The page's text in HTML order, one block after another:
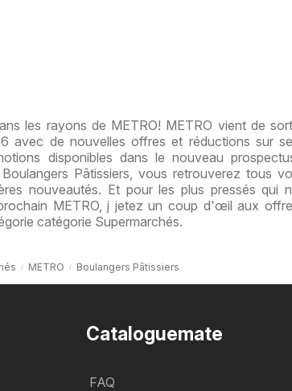
les rayons de METRO! METRO vient de
avec de nouvelles offres et réductions sur
disponibles dans le nouveau
Pâtissiers, vous retrouverez tous
nouveautés. Et pour les plus pressés qui
METRO, j jetez un coup d'œil aux
catégorie Supermarchés.
METRO Boulangers Pâtissiers
Cataloguemate
FAQ